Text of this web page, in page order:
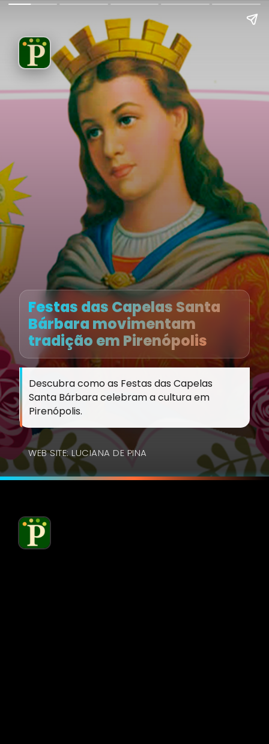
Festas das Capelas Santa
Bárbara movimentam
tradição em Pirenópolis
Descubra como as Festas das Capelas
Santa Bárbara celebram a cultura em
Pirenópolis.
WEB SITE: LUCIANA DE PINA